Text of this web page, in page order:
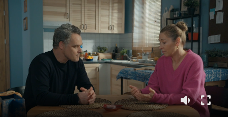
Barwy szczęścia